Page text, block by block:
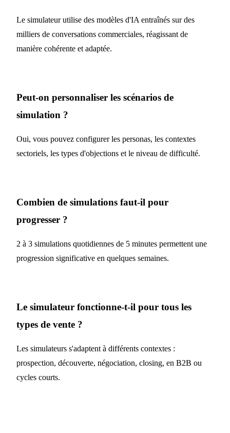
Le simulateur utilise des modèles d'IA entraînés sur des
milliers de conversations commerciales, réagissant de
manière cohérente et adaptée.
Peut-on personnaliser les scénarios de
simulation ?
Oui, vous pouvez configurer les personas, les contextes
sectoriels, les types d'objections et le niveau de difficulté.
Combien de simulations faut-il pour
progresser ?
2 à 3 simulations quotidiennes de 5 minutes permettent une
progression significative en quelques semaines.
Le simulateur fonctionne-t-il pour tous les
types de vente ?
Les simulateurs s'adaptent à différents contextes :
prospection, découverte, négociation, closing, en B2B ou
cycles courts.